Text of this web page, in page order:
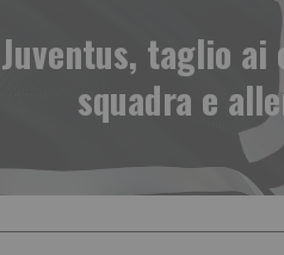
Juventus, taglio ai
squadra e